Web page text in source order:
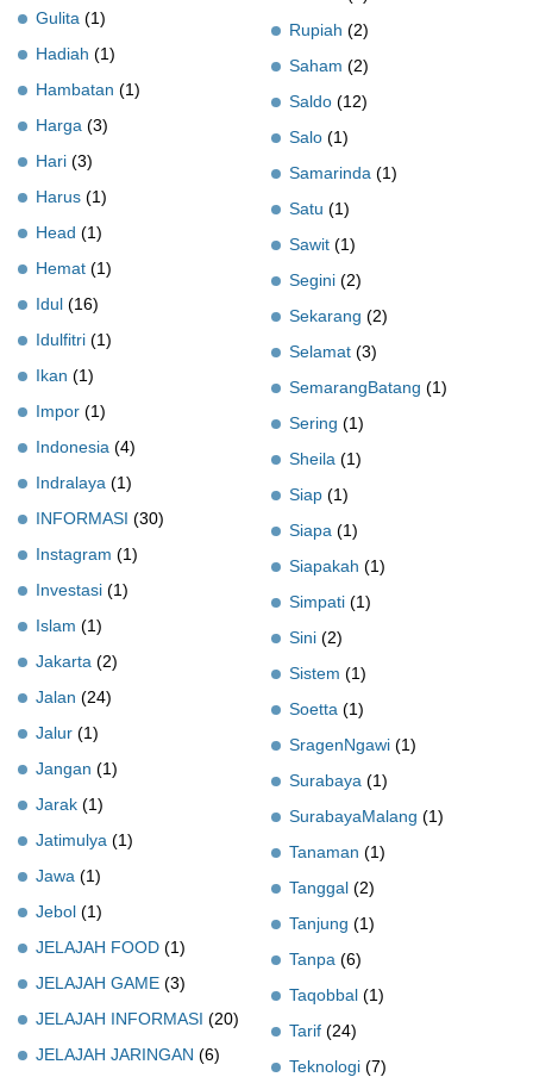
Gulita (1)
Hadiah (1)
Hambatan (1)
Harga (3)
Hari (3)
Harus (1)
Head (1)
Hemat (1)
Idul (16)
Idulfitri (1)
Ikan (1)
Impor (1)
Indonesia (4)
Indralaya (1)
INFORMASI (30)
Instagram (1)
Investasi (1)
Islam (1)
Jakarta (2)
Jalan (24)
Jalur (1)
Jangan (1)
Jarak (1)
Jatimulya (1)
Jawa (1)
Jebol (1)
JELAJAH FOOD (1)
JELAJAH GAME (3)
JELAJAH INFORMASI (20)
JELAJAH JARINGAN (6)
Rupiah (2)
Saham (2)
Saldo (12)
Salo (1)
Samarinda (1)
Satu (1)
Sawit (1)
Segini (2)
Sekarang (2)
Selamat (3)
SemarangBatang (1)
Sering (1)
Sheila (1)
Siap (1)
Siapa (1)
Siapakah (1)
Simpati (1)
Sini (2)
Sistem (1)
Soetta (1)
SragenNgawi (1)
Surabaya (1)
SurabayaMalang (1)
Tanaman (1)
Tanggal (2)
Tanjung (1)
Tanpa (6)
Taqobbal (1)
Tarif (24)
Teknologi (7)